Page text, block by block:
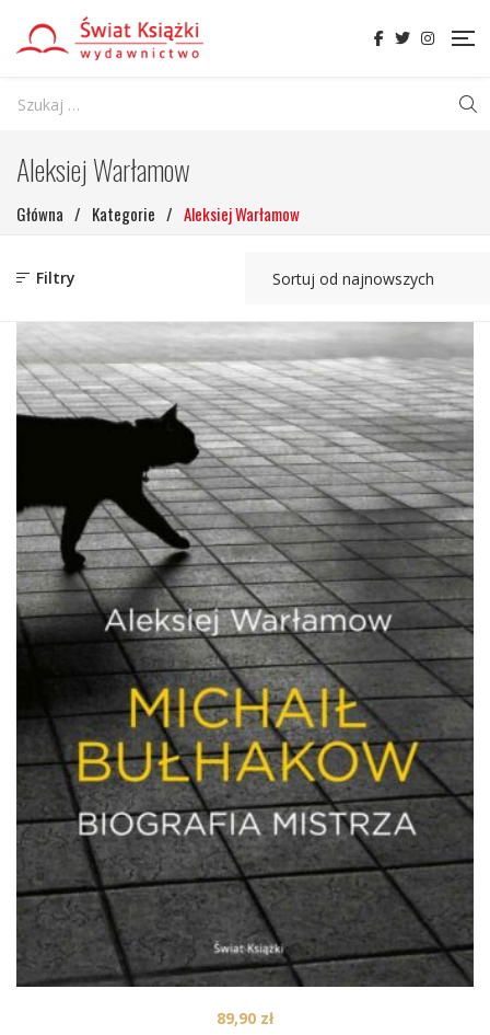
Aleksiej Warłamow
Główna / Kategorie / Aleksiej Warłamow
Filtry
89,90 zł